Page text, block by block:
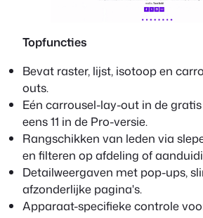
Topfuncties
Bevat raster, lijst, isotoop en
outs.
Eén carrousel-lay-out in de
eens 11 in de Pro-versie.
Rangschikken van leden via
en filteren op afdeling of
Detailweergaven met pop-ups,
afzonderlijke pagina's.
Apparaat-specifieke controle